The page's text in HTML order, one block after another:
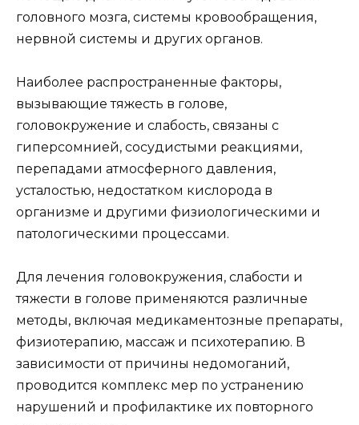
головного мозга, системы кровообращения,
нервной системы и других органов.
Наиболее распространенные факторы,
вызывающие тяжесть в голове,
головокружение и слабость, связаны с
гиперсомнией, сосудистыми реакциями,
перепадами атмосферного давления,
усталостью, недостатком кислорода в
организме и другими физиологическими и
патологическими процессами.
Для лечения головокружения, слабости и
тяжести в голове применяются различные
методы, включая медикаментозные препараты,
физиотерапию, массаж и психотерапию. В
зависимости от причины недомоганий,
проводится комплекс мер по устранению
нарушений и профилактике их повторного